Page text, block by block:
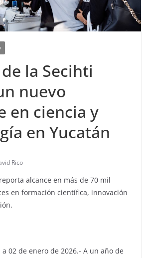
la Secihti
nuevo
en ciencia y
en Yucatán
Rico
alcance en más de 70 mil
en formación científica, innovación
02 de enero de 2026.- A un año de